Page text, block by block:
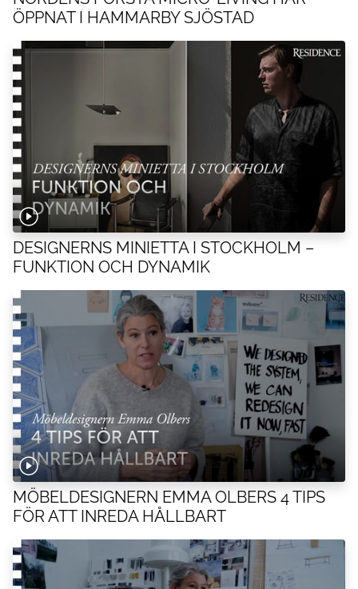
ÖPPNAT I HAMMARBY SJÖSTAD
DESIGNERNS MINIETTA I STOCKHOLM –
FUNKTION OCH DYNAMIK
MÖBELDESIGNERN EMMA OLBERS 4 TIPS
FÖR ATT INREDA HÅLLBART